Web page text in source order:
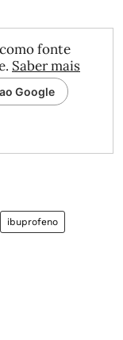
fonte
Saber mais
Google
ibuprofeno